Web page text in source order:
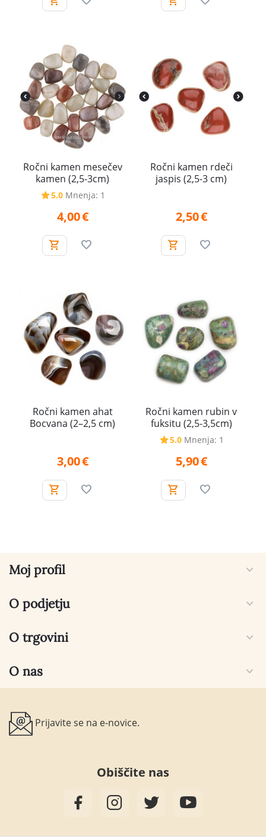
Ročni kamen mesečev
kamen (2,5-3cm)
5.0 Mnenja: 1
4,00€
Ročni kamen rdeči
jaspis (2,5-3 cm)
2,50€
Ročni kamen ahat
Bocvana (2–2,5 cm)
3,00€
Ročni kamen rubin v
fuksitu (2,5-3,5cm)
5.0 Mnenja: 1
5,90€
Moj profil
O podjetju
O trgovini
O nas
Prijavite se na e-novice.
Obiščite nas